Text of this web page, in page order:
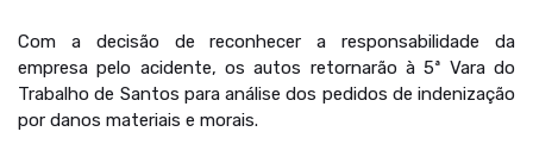
Com a decisão de reconhecer a responsabilidade da
empresa pelo acidente, os autos retornarão à 5ª Vara do
Trabalho de Santos para análise dos pedidos de indenização
por danos materiais e morais.